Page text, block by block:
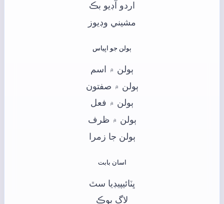
اردو آڊيو بڪ
مشيني وڊيوز
ٻولن جو اڀياس
ٻولن ۾ اسم
ٻولن ۾ صفتون
ٻولن ۾ فعل
ٻولن ۾ ظرف
ٻولن جا زمرا
اسان بابت
ڀٽائيپيڊيا سٿ
لاگ بوڪ